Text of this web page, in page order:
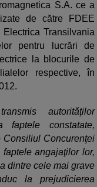
S.A. ce a
de către FDEE
Transilvania
pentru lucrări de
la blocurile de
respective, în
autorităţilor
faptele constatate,
Consiliul Concurenţei
angajaţilor lor,
dintre cele mai grave
la prejudicierea